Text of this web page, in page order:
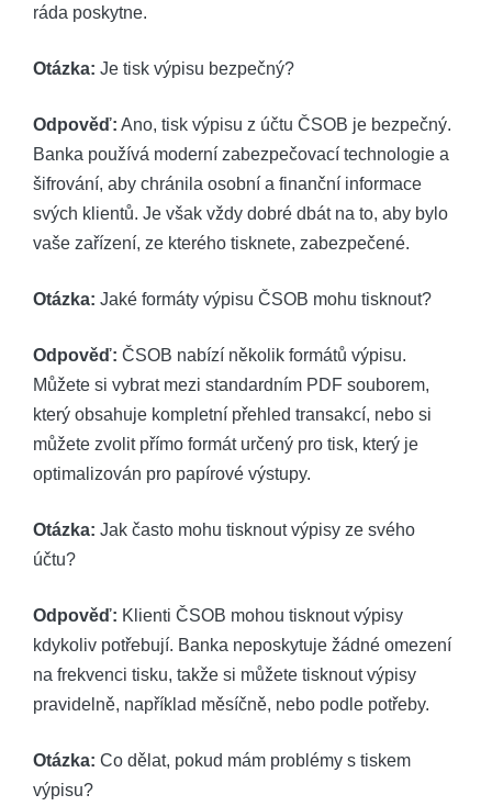
ráda poskytne.
Otázka: Je tisk ⁣výpisu bezpečný?
Odpověď: Ano,⁢ tisk výpisu z účtu ČSOB je​ bezpečný.
Banka používá moderní zabezpečovací technologie a
šifrování, aby⁤ chránila ‌osobní a finanční ‍informace
svých klientů. Je však vždy dobré dbát na to, ‌aby bylo
vaše zařízení, ze kterého tisknete, ⁣zabezpečené.
Otázka: ‍Jaké formáty výpisu ČSOB mohu tisknout?
Odpověď: ČSOB‌ nabízí několik formátů‌ výpisu.
Můžete⁤ si vybrat mezi standardním PDF souborem,
který ⁤obsahuje kompletní⁢ přehled transakcí, nebo si
můžete zvolit přímo formát určený pro tisk, který ‌je
optimalizován pro ⁣papírové výstupy.
Otázka: ⁤Jak často mohu tisknout ‍výpisy ze svého
⁣účtu?
Odpověď: Klienti ČSOB mohou ⁤tisknout výpisy
kdykoliv potřebují. Banka‍ neposkytuje⁣ žádné omezení
na frekvenci tisku, takže si můžete tisknout výpisy
pravidelně,⁢ například měsíčně, nebo podle ⁤potřeby.
Otázka: Co dělat, pokud ‌mám problémy ‍s tiskem
výpisu?